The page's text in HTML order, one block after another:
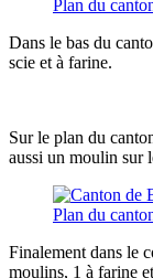
Plan du
Dans le bas du
scie et à farine.
Sur le plan du
aussi un moulin sur
Plan du
Finalement dans le
moulins, 1 à farine